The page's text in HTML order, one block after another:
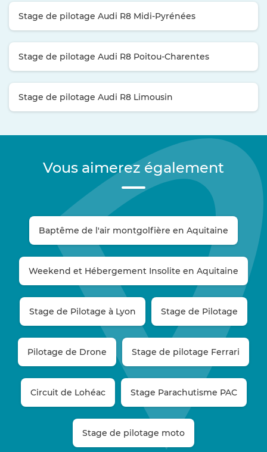
Stage de pilotage Audi R8 Midi-Pyrénées
Stage de pilotage Audi R8 Poitou-Charentes
Stage de pilotage Audi R8 Limousin
Vous aimerez également
Baptême de l'air montgolfière en Aquitaine
Weekend et Hébergement Insolite en Aquitaine
Stage de Pilotage à Lyon Stage de Pilotage
Pilotage de Drone Stage de pilotage Ferrari
Circuit de Lohéac Stage Parachutisme PAC
Stage de pilotage moto